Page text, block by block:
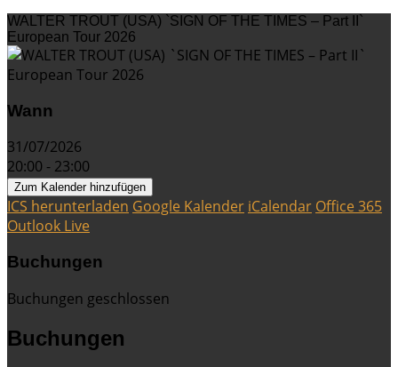
WALTER TROUT (USA) `SIGN OF THE TIMES – Part II`
European Tour 2026
Wann
31/07/2026
20:00 - 23:00
Zum Kalender hinzufügen
ICS herunterladen Google Kalender iCalendar Office 365
Outlook Live
Buchungen
Buchungen geschlossen
Buchungen